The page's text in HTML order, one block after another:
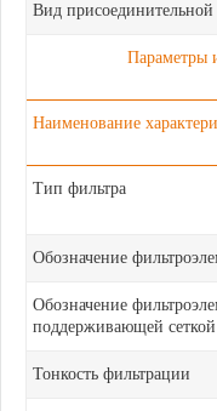
Вид присоединительной
Параметры
Наименование
Тип фильтра
Обозначение
Обозначение
поддерживающей сеткой
Тонкость фильтрации